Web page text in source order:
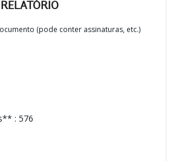
(pode conter assinaturas, etc.)
: 576